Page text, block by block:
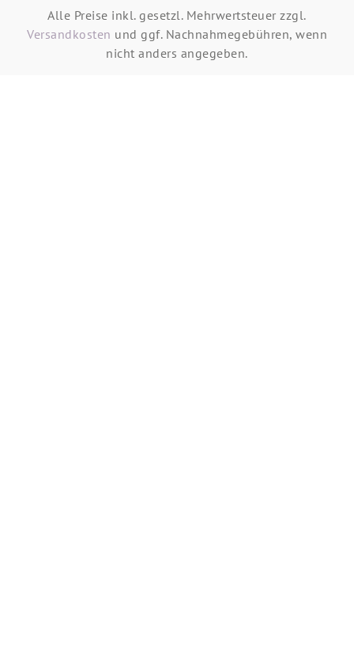
Alle Preise inkl. gesetzl. Mehrwertsteuer zzgl.
Versandkosten und ggf. Nachnahmegebühren, wenn
nicht anders angegeben.